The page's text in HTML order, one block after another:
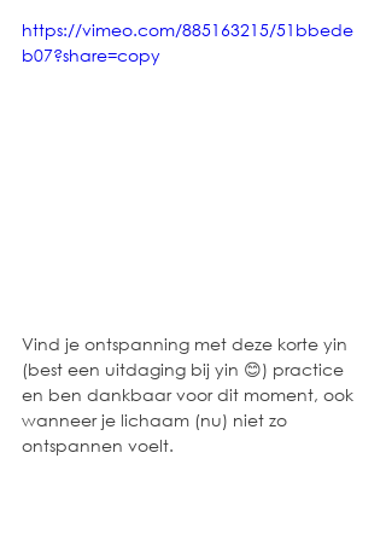
https://vimeo.com/885163215/51bbede
b07?share=copy
Vind je ontspanning met deze korte yin
(best een uitdaging bij yin 😊) practice
en ben dankbaar voor dit moment, ook
wanneer je lichaam (nu) niet zo
ontspannen voelt.